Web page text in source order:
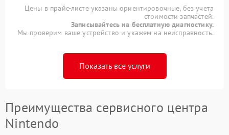
Цены в прайс-листе указаны ориентировочные, без учета
стоимости запчастей.
Записывайтесь на бесплатную диагностику.
Мы проверим ваше устройство и укажем на неисправность.
Показать все услуги
Преимущества сервисного центра
Nintendo